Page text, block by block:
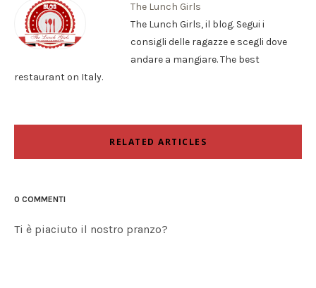
The Lunch Girls
The Lunch Girls, il blog. Segui i
consigli delle ragazze e scegli dove
andare a mangiare. The best
restaurant on Italy.
RELATED ARTICLES
0 COMMENTI
Ti è piaciuto il nostro pranzo?